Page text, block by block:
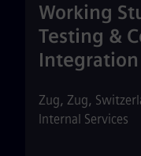
Working
Testing &
Integration
Zug, Zug,
Internal Services